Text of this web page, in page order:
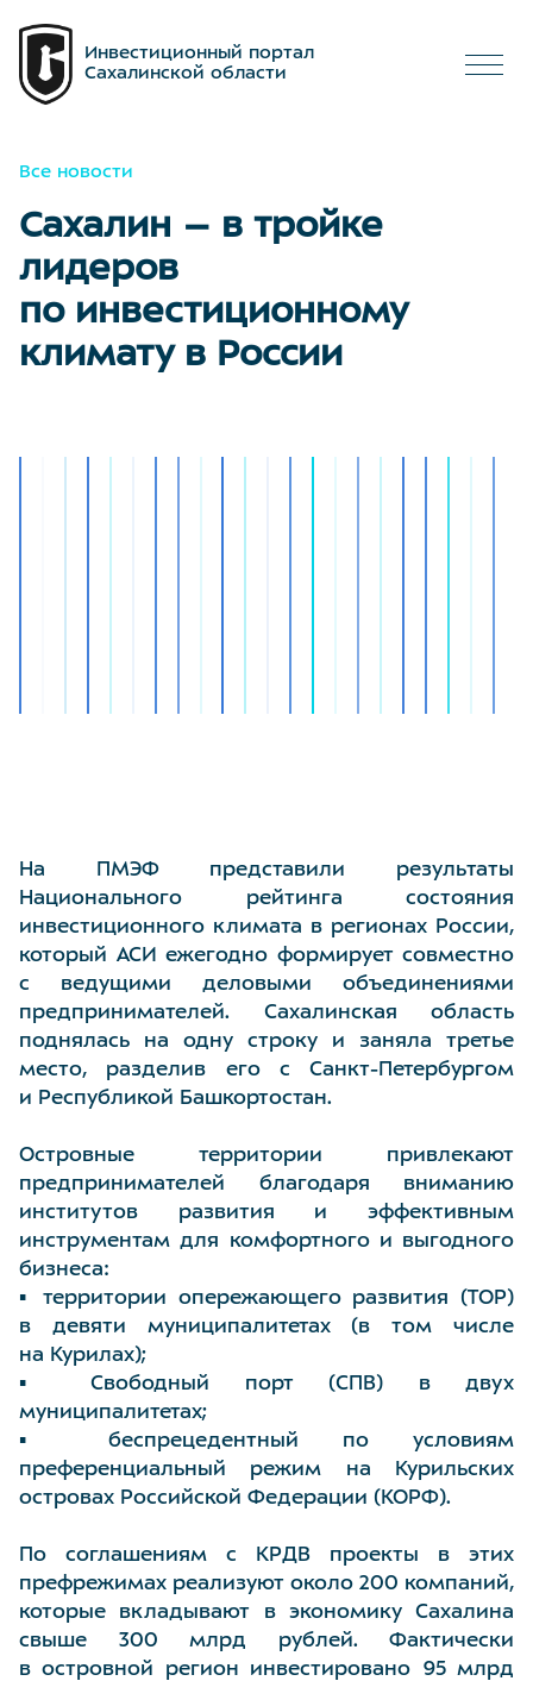
Инвестиционный портал
Сахалинской области
Все новости
Сахалин – в тройке
лидеров
по инвестиционному
климату в России
На ПМЭФ представили результаты
Национального рейтинга состояния
инвестиционного климата в регионах России,
который АСИ ежегодно формирует совместно
с ведущими деловыми объединениями
предпринимателей. Сахалинская область
поднялась на одну строку и заняла третье
место, разделив его с Санкт-Петербургом
и Республикой Башкортостан.
Островные территории привлекают
предпринимателей благодаря вниманию
институтов развития и эффективным
инструментам для комфортного и выгодного
бизнеса:
▪️ территории опережающего развития (ТОР)
в девяти муниципалитетах (в том числе
на Курилах);
▪️ Свободный порт (СПВ) в двух
муниципалитетах;
▪️ беспрецедентный по условиям
преференциальный режим на Курильских
островах Российской Федерации (КОРФ).
По соглашениям с КРДВ проекты в этих
префрежимах реализуют около 200 компаний,
которые вкладывают в экономику Сахалина
свыше 300 млрд рублей. Фактически
в островной регион инвестировано 95 млрд